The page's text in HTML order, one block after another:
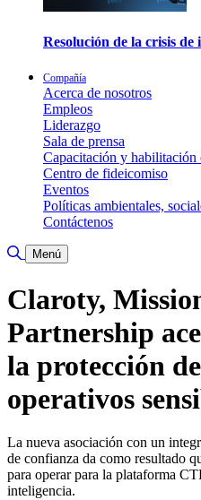
Resolución de la crisis de
Compañía
Acerca de nosotros
Empleos
Liderazgo
Sala de prensa
Capacitación y habilitación
Centro de fideicomiso
Eventos
Políticas ambientales,
Contáctenos
Alternar búsqueda
Menú
Claroty,
Partnership
la protección
operativos
La nueva asociación con un
de confianza da como resultado
para operar para la plataforma
inteligencia.